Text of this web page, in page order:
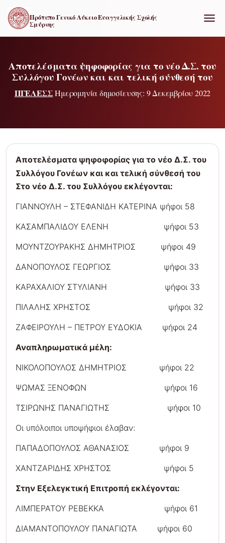
Πρότυπο Γενικό Λύκειο Ευαγγελικής Σχολής
Σμύρνης
Αποτελέσματα ψηφοφορίας για το νέο Δ.Σ. του
Συλλόγου Γονέων και και τελική σύνθεσή του
ΠΓΕΛΕΣΣΗμερομηνία δημοσίευσης: 9 Δεκεμβρίου 2022
Αποτελέσματα ψηφοφορίας για το νέο Δ.Σ. του
Συλλόγου Γονέων και και τελική σύνθεσή του
Στο νέο Δ.Σ. του Συλλόγου εκλέγονται:
ΓΙΑΝΝΟΥΛΗ – ΣΤΕΦΑΝΙΔΗ ΚΑΤΕΡΙΝΑ ψήφοι 58
ΚΑΣΑΜΠΑΛΙΔΟΥ ΕΛΕΝΗ ψήφοι 53
ΜΟΥΝΤΖΟΥΡΑΚΗΣ ΔΗΜΗΤΡΙΟΣ ψήφοι 49
ΔΑΝΟΠΟΥΛΟΣ ΓΕΩΡΓΙΟΣ ψήφοι 33
ΚΑΡΑΧΑΛΙΟΥ ΣΤΥΛΙΑΝΗ ψήφοι 33
ΠΙΛΑΛΗΣ ΧΡΗΣΤΟΣ ψήφοι 32
ΖΑΦΕΙΡΟΥΛΗ – ΠΕΤΡΟΥ ΕΥΔΟΚΙΑ ψήφοι 24
Αναπληρωματικά μέλη:
ΝΙΚΟΛΟΠΟΥΛΟΣ ΔΗΜΗΤΡΙΟΣ ψήφοι 22
ΨΩΜΑΣ ΞΕΝΟΦΩΝ ψήφοι 16
ΤΣΙΡΩΝΗΣ ΠΑΝΑΓΙΩΤΗΣ ψήφοι 10
Οι υπόλοιποι υποψήφιοι έλαβαν:
ΠΑΠΑΔΟΠΟΥΛΟΣ ΑΘΑΝΑΣΙΟΣ ψήφοι 9
ΧΑΝΤΖΑΡΙΔΗΣ ΧΡΗΣΤΟΣ ψήφοι 5
Στην Εξελεγκτική Επιτροπή εκλέγονται:
ΛΙΜΠΕΡΑΤΟΥ ΡΕΒΕΚΚΑ ψήφοι 61
ΔΙΑΜΑΝΤΟΠΟΥΛΟΥ ΠΑΝΑΓΙΩΤΑ ψήφοι 60